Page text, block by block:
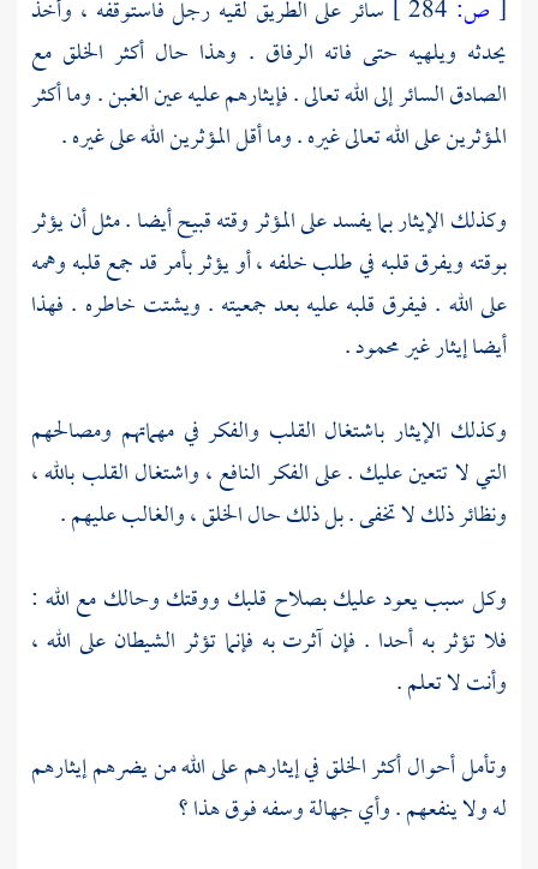
[ ص:
سائر على الطريق لقيه رجل فاستوقفه ، وأخذ
يحدثه ويلهيه حتى فاته الرفاق . وهذا حال أكثر الخلق مع
الصادق السائر إلى الله تعالى . فإيثارهم عليه عين الغبن . وما أكثر
المؤثرين على الله تعالى غيره . وما أقل المؤثرين الله على غيره .
وكذلك الإيثار بما يفسد على المؤثر وقته قبيح أيضا . مثل أن يؤثر
بوقته ويفرق قلبه في طلب خلفه ، أو يؤثر بأمر قد جمع قلبه وهمه
على الله . فيفرق قلبه عليه بعد جمعيته . ويشتت خاطره . فهذا
أيضا إيثار غير محمود .
وكذلك الإيثار باشتغال القلب والفكر في مهماتهم ومصالحهم
التي لا تتعين عليك . على الفكر النافع ، واشتغال القلب بالله ،
ونظائر ذلك لا تخفى . بل ذلك حال الخلق ، والغالب عليهم .
وكل سبب يعود عليك بصلاح قلبك ووقتك وحالك مع الله :
فلا تؤثر به أحدا . فإن آثرت به فإنما تؤثر الشيطان على الله ،
وأنت لا تعلم .
وتأمل أحوال أكثر الخلق في إيثارهم على الله من يضرهم إيثارهم
له ولا ينفعهم . وأي جهالة وسفه فوق هذا ؟